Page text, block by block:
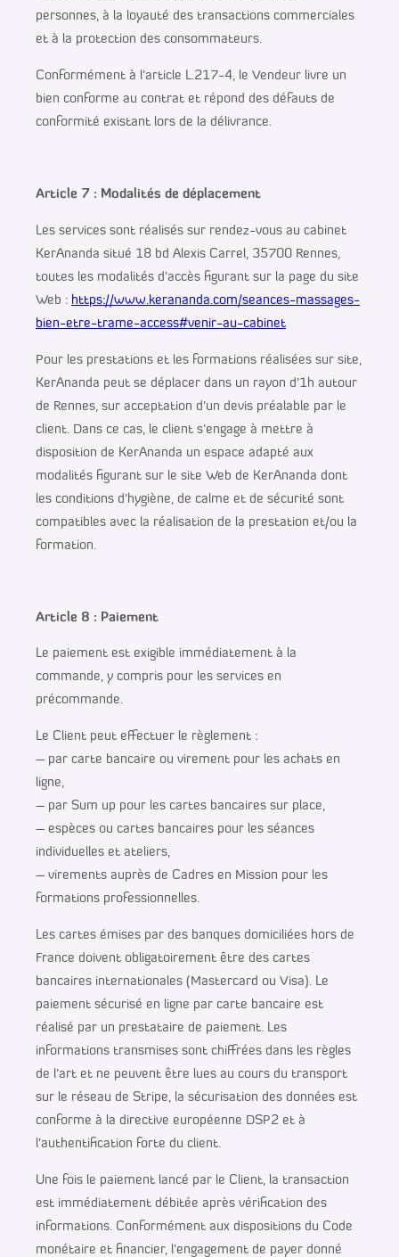
personnes, à la loyauté des transactions commerciales
et à la protection des consommateurs.
Conformément à l’article L.217-4, le Vendeur livre un
bien conforme au contrat et répond des défauts de
conformité existant lors de la délivrance.
Article 7 : Modalités de déplacement
Les services sont réalisés sur rendez-vous au cabinet
KerAnanda situé 18 bd Alexis Carrel, 35700 Rennes,
toutes les modalités d’accès figurant sur la page du site
Web : https://www.kerananda.com/seances-massages-
bien-etre-trame-access#venir-au-cabinet
Pour les prestations et les formations réalisées sur site,
KerAnanda peut se déplacer dans un rayon d’1h autour
de Rennes, sur acceptation d’un devis préalable par le
client. Dans ce cas, le client s’engage à mettre à
disposition de KerAnanda un espace adapté aux
modalités figurant sur le site Web de KerAnanda dont
les conditions d’hygiène, de calme et de sécurité sont
compatibles avec la réalisation de la prestation et/ou la
formation.
Article 8 : Paiement
Le paiement est exigible immédiatement à la
commande, y compris pour les services en
précommande.
Le Client peut effectuer le règlement :
– par carte bancaire ou virement pour les achats en
ligne,
– par Sum up pour les cartes bancaires sur place,
– espèces ou cartes bancaires pour les séances
individuelles et ateliers,
– virements auprès de Cadres en Mission pour les
formations professionnelles.
Les cartes émises par des banques domiciliées hors de
France doivent obligatoirement être des cartes
bancaires internationales (Mastercard ou Visa). Le
paiement sécurisé en ligne par carte bancaire est
réalisé par un prestataire de paiement. Les
informations transmises sont chiffrées dans les règles
de l’art et ne peuvent être lues au cours du transport
sur le réseau de Stripe, la sécurisation des données est
conforme à la directive européenne DSP2 et à
l’authentification forte du client.
Une fois le paiement lancé par le Client, la transaction
est immédiatement débitée après vérification des
informations. Conformément aux dispositions du Code
monétaire et financier, l’engagement de payer donné